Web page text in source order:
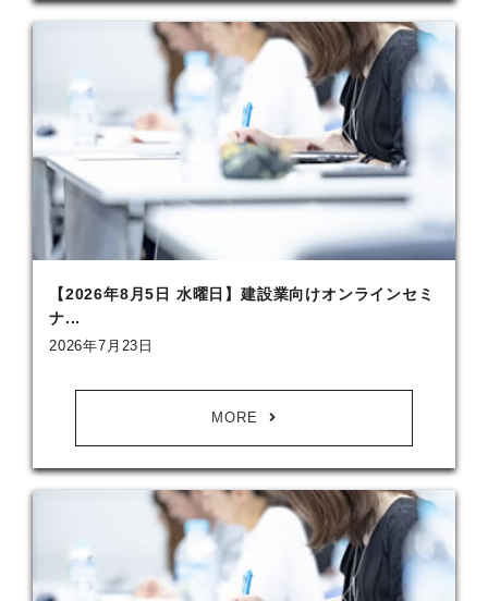
【2026年8月5日 水曜日】建設業向けオンラインセミ
ナ...
2026年7月23日
MORE